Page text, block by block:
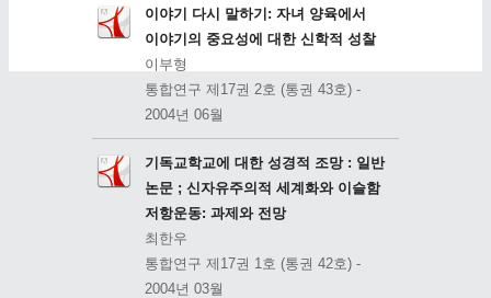
이야기 다시 말하기: 자녀 양육에서
이야기의 중요성에 대한 신학적 성찰
이부형
통합연구 제17권 2호 (통권 43호) -
2004년 06월
기독교학교에 대한 성경적 조망 : 일반
논문 ; 신자유주의적 세계화와 이슬함
저항운동: 과제와 전망
최한우
통합연구 제17권 1호 (통권 42호) -
2004년 03월